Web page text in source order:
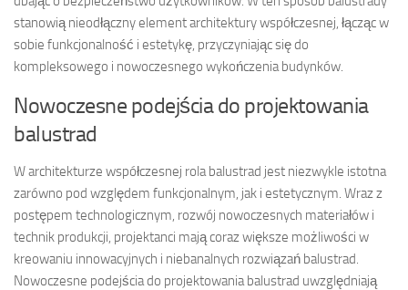
stanowią nieodłączny element architektury współczesnej, łącząc w
sobie funkcjonalność i estetykę, przyczyniając się do
kompleksowego i nowoczesnego wykończenia budynków.
Nowoczesne podejścia do projektowania
balustrad
W architekturze współczesnej rola balustrad jest niezwykle istotna
zarówno pod względem funkcjonalnym, jak i estetycznym. Wraz z
postępem technologicznym, rozwój nowoczesnych materiałów i
technik produkcji, projektanci mają coraz większe możliwości w
kreowaniu innowacyjnych i niebanalnych rozwiązań balustrad.
Nowoczesne podejścia do projektowania balustrad uwzględniają